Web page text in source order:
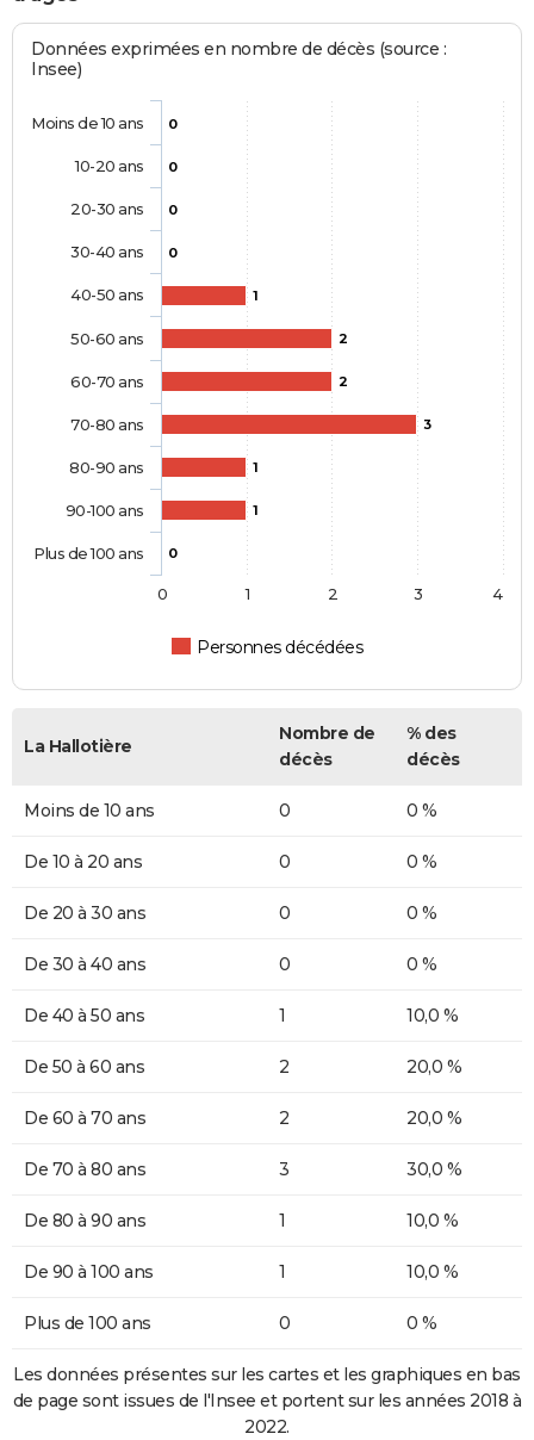
Données exprimées en nombre de décès (source :
Insee)
0
0
0
0
1
2
2
3
1
1
0
Personnes décédées
Moins de 10 ans
10-20 ans
20-30 ans
30-40 ans
40-50 ans
50-60 ans
60-70 ans
70-80 ans
80-90 ans
90-100 ans
Plus de 100 ans
0 1 2 3 4
La Hallotière
Nombre de
décès
% des
décès
Moins de 10 ans 0 0 %
De 10 à 20 ans 0 0 %
De 20 à 30 ans 0 0 %
De 30 à 40 ans 0 0 %
De 40 à 50 ans 1 10,0 %
De 50 à 60 ans 2 20,0 %
De 60 à 70 ans 2 20,0 %
De 70 à 80 ans 3 30,0 %
De 80 à 90 ans 1 10,0 %
De 90 à 100 ans 1 10,0 %
Plus de 100 ans 0 0 %
Les données présentes sur les cartes et les graphiques en bas
de page sont issues de l'Insee et portent sur les années 2018 à
2022.